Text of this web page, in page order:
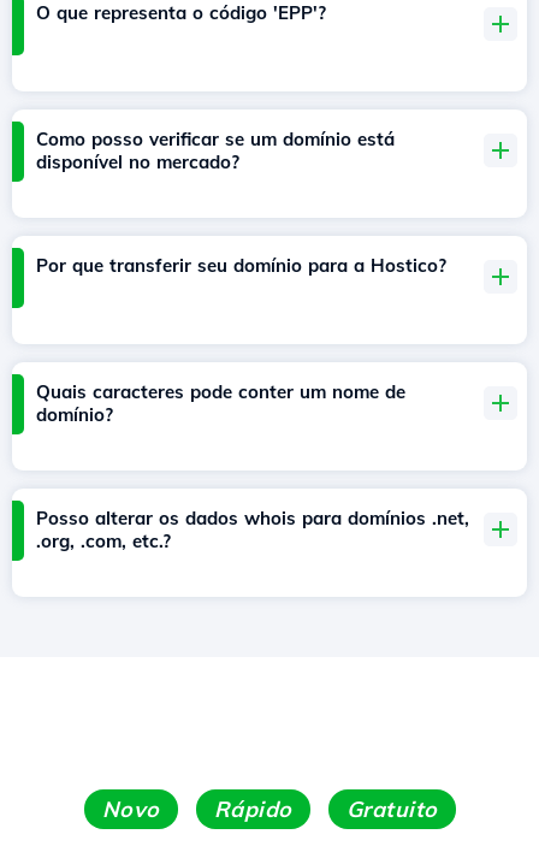
O que representa o código 'EPP'?
Como posso verificar se um domínio está
disponível no mercado?
Por que transferir seu domínio para a Hostico?
Quais caracteres pode conter um nome de
domínio?
Posso alterar os dados whois para domínios .net,
.org, .com, etc.?
Novo Rápido Gratuito